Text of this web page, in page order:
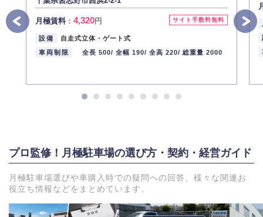
サイト手数料無料
月極賃料： 4,320円
設備
自走式立体・ゲート式
車両制限
全長 500/ 全幅 190/ 全高 220/ 総重量 2000
プロ監修！月極駐車場の選び方・契約・経営ガイド
月極駐車場選びや車購入時での疑問への回答、様々な関連お
役立ち情報などをまとめています。